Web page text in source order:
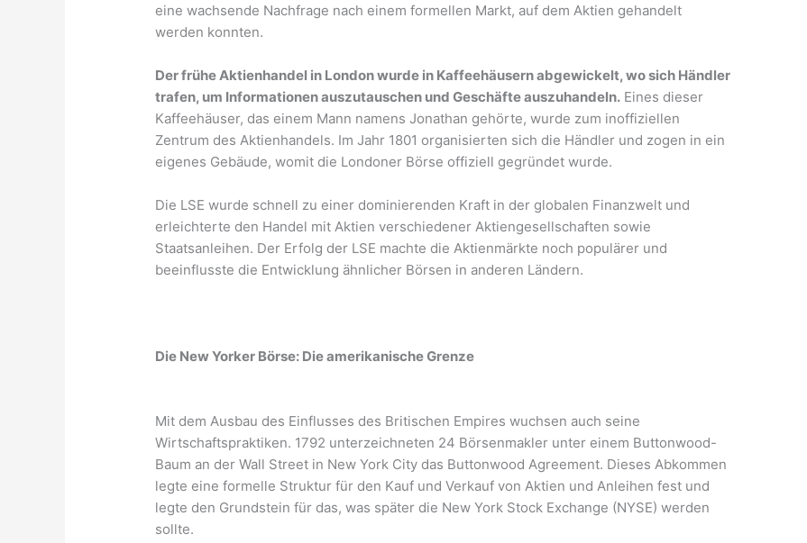
eine wachsende Nachfrage nach einem formellen Markt, auf dem Aktien gehandelt
werden konnten.
Der frühe Aktienhandel in London wurde in Kaffeehäusern abgewickelt, wo sich Händler
trafen, um Informationen auszutauschen und Geschäfte auszuhandeln. Eines dieser
Kaffeehäuser, das einem Mann namens Jonathan gehörte, wurde zum inoffiziellen
Zentrum des Aktienhandels. Im Jahr 1801 organisierten sich die Händler und zogen in ein
eigenes Gebäude, womit die Londoner Börse offiziell gegründet wurde.
Die LSE wurde schnell zu einer dominierenden Kraft in der globalen Finanzwelt und
erleichterte den Handel mit Aktien verschiedener Aktiengesellschaften sowie
Staatsanleihen. Der Erfolg der LSE machte die Aktienmärkte noch populärer und
beeinflusste die Entwicklung ähnlicher Börsen in anderen Ländern.
Die New Yorker Börse: Die amerikanische Grenze
Mit dem Ausbau des Einflusses des Britischen Empires wuchsen auch seine
Wirtschaftspraktiken. 1792 unterzeichneten 24 Börsenmakler unter einem Buttonwood-
Baum an der Wall Street in New York City das Buttonwood Agreement. Dieses Abkommen
legte eine formelle Struktur für den Kauf und Verkauf von Aktien und Anleihen fest und
legte den Grundstein für das, was später die New York Stock Exchange (NYSE) werden
sollte.